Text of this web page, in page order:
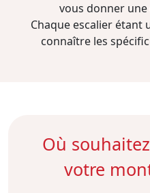
vous donner
Chaque escalier étant
connaître les
Où
votre